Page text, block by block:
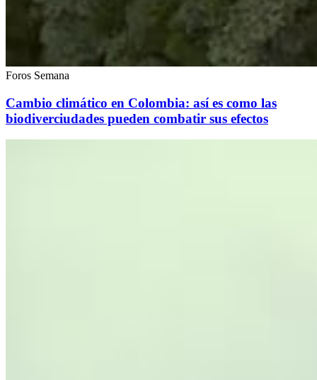
Foros Semana
Cambio climático en Colombia: así es como las
biodiverciudades pueden combatir sus efectos